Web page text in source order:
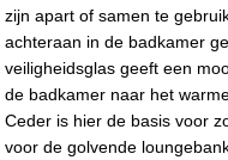
zijn apart of samen te
achteraan in de badkamer
veiligheidsglas geeft een
de badkamer naar het
Ceder is hier de basis voor
voor de golvende